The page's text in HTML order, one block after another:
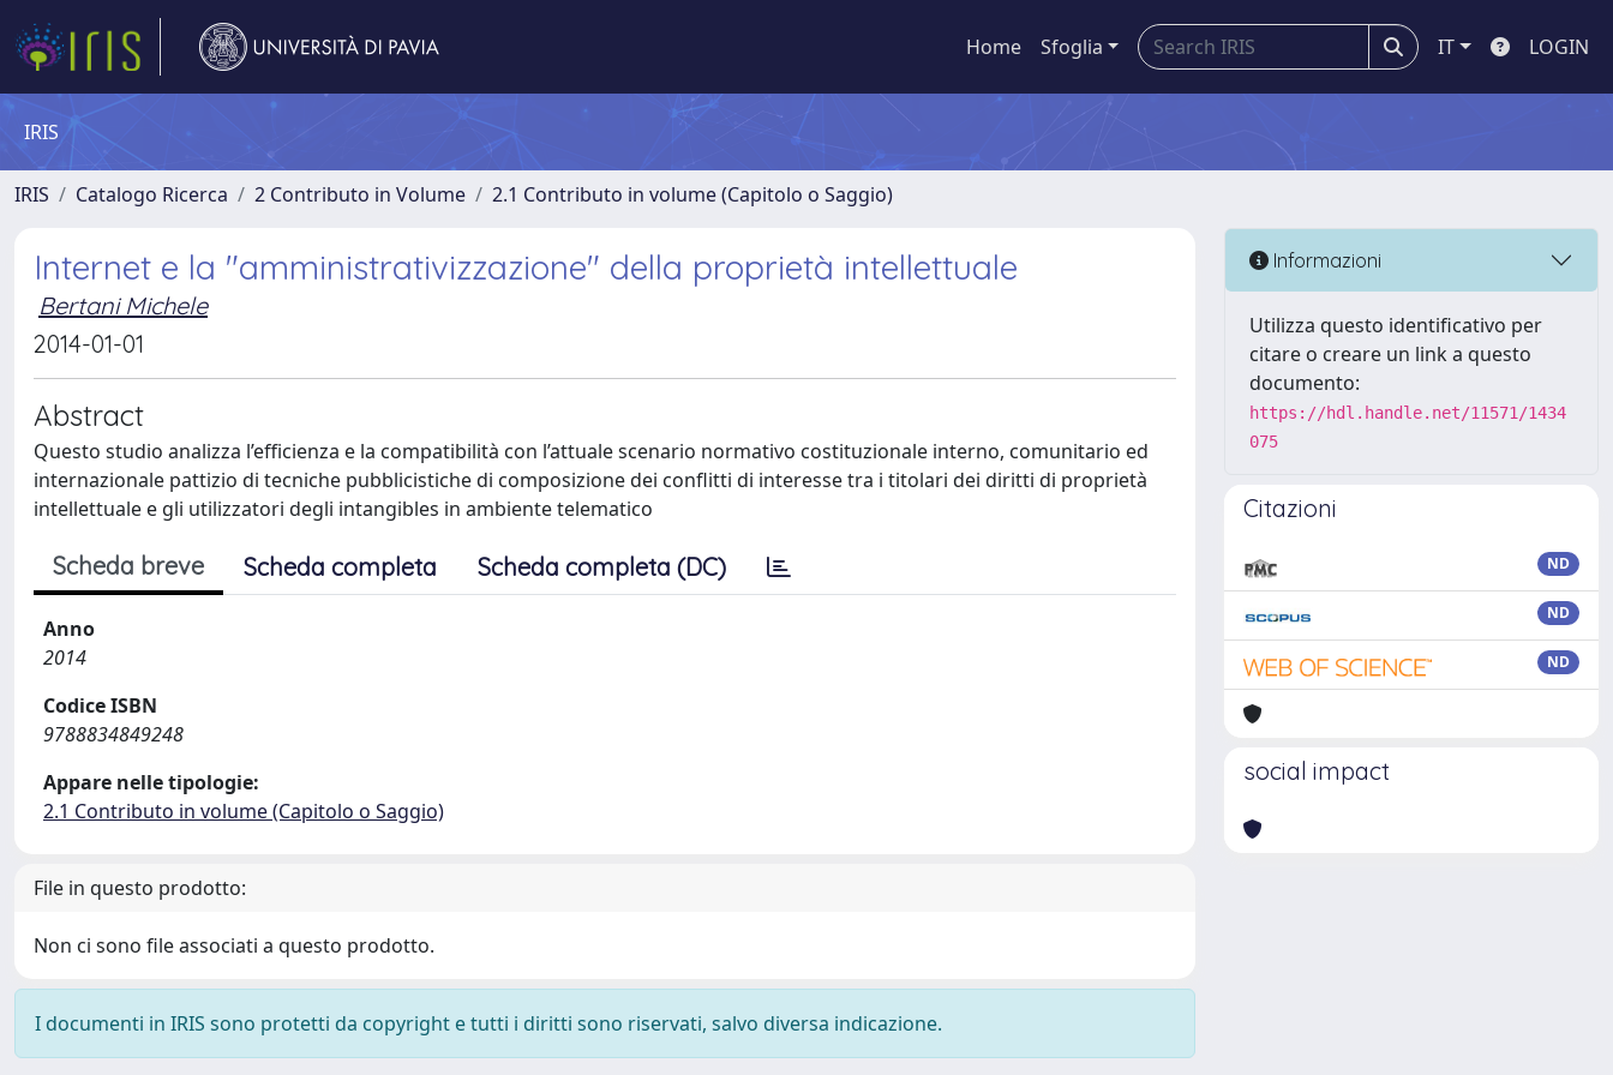
Home Sfoglia IT LOGIN
IRIS
IRIS Catalogo Ricerca 2 Contributo in Volume 2.1 Contributo in volume (Capitolo o Saggio)
Internet e la "amministrativizzazione" della proprietà intellettuale
Bertani Michele
2014-01-01
Abstract
Questo studio analizza l’efficienza e la compatibilità con l’attuale scenario normativo costituzionale interno, comunitario ed
internazionale pattizio di tecniche pubblicistiche di composizione dei conflitti di interesse tra i titolari dei diritti di proprietà
intellettuale e gli utilizzatori degli intangibles in ambiente telematico
Scheda breve Scheda completa Scheda completa (DC)
Anno
2014
Codice ISBN
9788834849248
Appare nelle tipologie:
2.1 Contributo in volume (Capitolo o Saggio)
File in questo prodotto:
Non ci sono file associati a questo prodotto.
I documenti in IRIS sono protetti da copyright e tutti i diritti sono riservati, salvo diversa indicazione.
Informazioni
Utilizza questo identificativo per
citare o creare un link a questo
documento:
https://hdl.handle.net/11571/1434
075
Citazioni
ND
ND
ND
social impact